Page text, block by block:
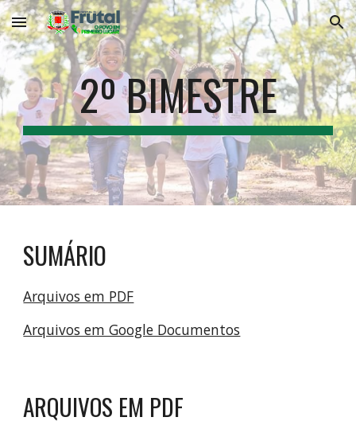
Skip to main content Skip to navigation
2º BIMESTRE
SUMÁRIO
Arquivos em PDF
Arquivos em Google Documentos
ARQUIVOS EM PDF